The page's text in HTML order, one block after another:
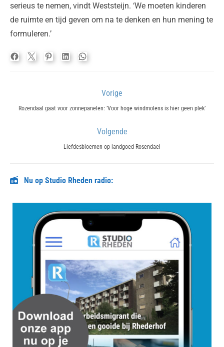
serieus te nemen, vindt Weststeijn. ‘We moeten kinderen
de ruimte en tijd geven om na te denken en hun mening te
formuleren.’
navigatie
Vorige
Previous
Rozendaal gaat voor zonnepanelen: ‘Voor hoge windmolens is hier geen plek’
Volgende
Next
Liefdesbloemen op landgoed Rosendael
Nu op Studio Rheden radio: